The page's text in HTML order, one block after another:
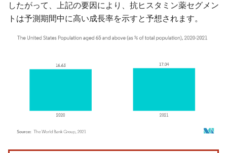
したがって、上記の要因により、抗ヒスタミン薬セグメン
トは予測期間中に高い成長率を示すと予想されます。
画像 © Mordor Intelligence。再利用にはCC BY 4.0の表示が必要です。